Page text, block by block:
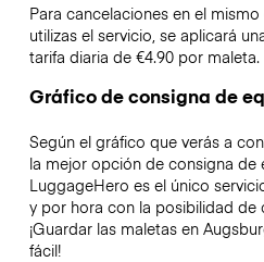
Para cancelaciones en el
utilizas el servicio, se aplicará
tarifa diaria de €4.90 por maleta.
Gráfico de consigna de
Según el gráfico que verás a
la mejor opción de consigna de
LuggageHero es el único
y por hora con la posibilidad de
¡Guardar las maletas en
fácil!